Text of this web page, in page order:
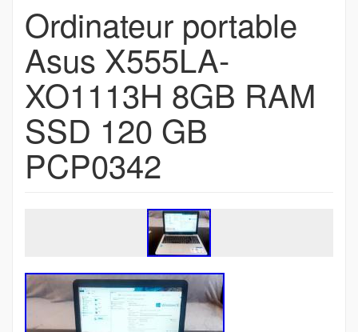
Ordinateur portable
Asus X555LA-
XO1113H 8GB RAM
SSD 120 GB
PCP0342